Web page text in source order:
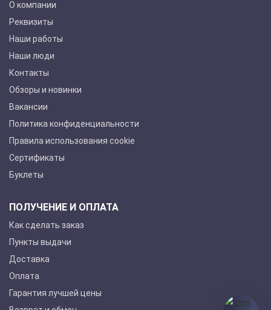
О компании
Реквизиты
Наши работы
Наши люди
Контакты
Обзоры и новинки
Вакансии
Политика конфиденциальности
Правила использования cookie
Сертификаты
Буклеты
ПОЛУЧЕНИЕ И ОПЛАТА
Как сделать заказ
Пункты выдачи
Доставка
Оплата
Гарантия лучшей цены